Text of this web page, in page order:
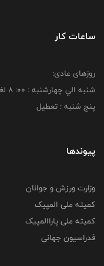
ساعات کار
روزهای عادی:
شنبه الي چهارشنبه : 00: 8 لغايت 16:00
پنج شنبه : تعطیل
پیوندها
وزارت ورزش و جوانان
کمیته ملی المپیک
کمیته ملی پاراالمپیک
فدراسیون جهانی